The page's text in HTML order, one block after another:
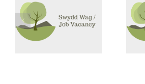
Goruchwyliwr
Canol Dydd /
Midday
Supervisor